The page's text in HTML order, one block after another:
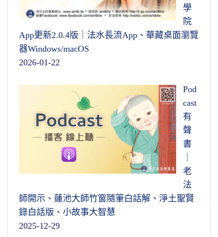
學
院
App更新2.0.4版｜法水長流App、華藏桌面瀏覽
器Windows/macOS
2026-01-22
Pod
cast
有
聲
書
老
法
師開示、蓮池大師竹窗隨筆白話解、淨土聖賢
錄白話版、小故事大智慧
2025-12-29